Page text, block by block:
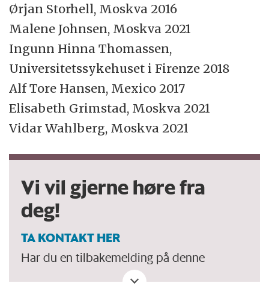
Ørjan Storhell, Moskva 2016
Malene Johnsen, Moskva 2021
Ingunn Hinna Thomassen,
Universitetssykehuset i Firenze 2018
Alf Tore Hansen, Mexico 2017
Elisabeth Grimstad, Moskva 2021
Vidar Wahlberg, Moskva 2021
Vi vil gjerne høre fra
deg!
TA KONTAKT HER
Har du en tilbakemelding på denne
kronikken. Eller spørsmål, ros eller kritikk